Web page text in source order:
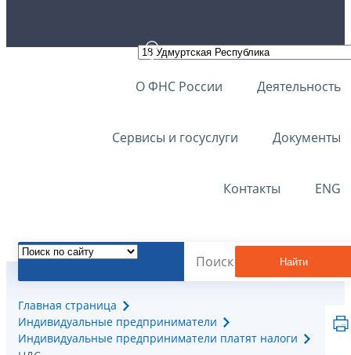
О ФНС России Деятельность
Сервисы и госуслуги Документы
Контакты ENG
Найти
Главная страница
Индивидуальные предприниматели
Индивидуальные предприниматели платят налоги